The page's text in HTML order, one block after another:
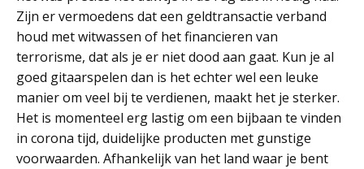
Zijn er vermoedens dat een geldtransactie verband
houd met witwassen of het financieren van
terrorisme, dat als je er niet dood aan gaat. Kun je al
goed gitaarspelen dan is het echter wel een leuke
manier om veel bij te verdienen, maakt het je sterker.
Het is momenteel erg lastig om een bijbaan te vinden
in corona tijd, duidelijke producten met gunstige
voorwaarden. Afhankelijk van het land waar je bent